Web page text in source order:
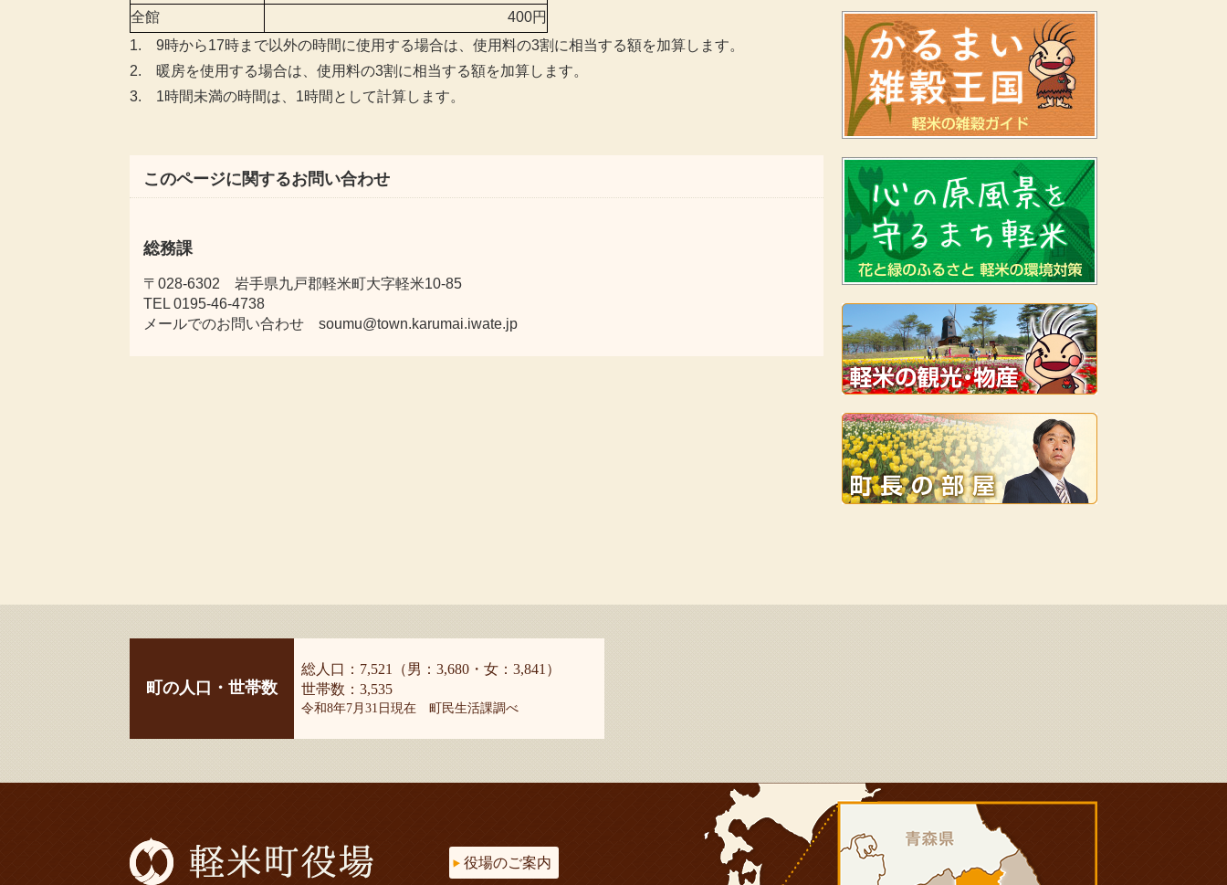
全館
400円
1. 9時から17時まで以外の時間に使用する場合は、使用料の3割に相当する額を加算します。
2. 暖房を使用する場合は、使用料の3割に相当する額を加算します。
3. 1時間未満の時間は、1時間として計算します。
このページに関するお問い合わせ
総務課
〒028-6302 岩手県九戸郡軽米町大字軽米10-85
TEL 0195-46-4738
メールでのお問い合わせ soumu@town.karumai.iwate.jp
町の人口・世帯数
総人口：7,521（男：3,680・女：3,841）
世帯数：3,535
令和8年7月31日現在 町民生活課調べ
役場のご案内